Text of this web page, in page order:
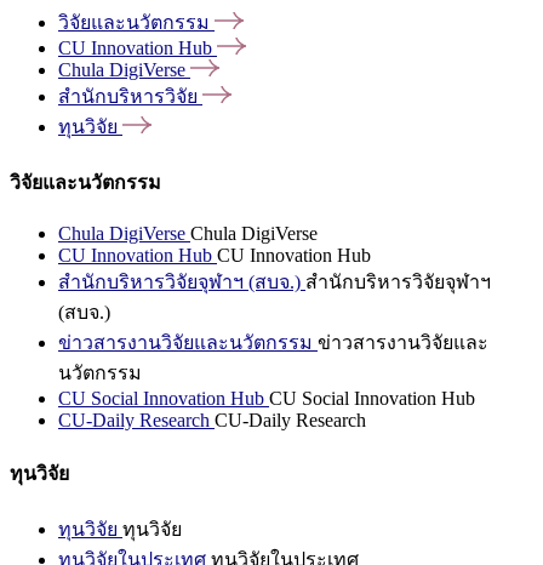
วิจัยและนวัตกรรม
CU Innovation Hub
Chula DigiVerse
สำนักบริหารวิจัย
ทุนวิจัย
วิจัยและนวัตกรรม
Chula DigiVerse Chula DigiVerse
CU Innovation Hub CU Innovation Hub
สำนักบริหารวิจัยจุฬาฯ (สบจ.) สำนักบริหารวิจัยจุฬาฯ
(สบจ.)
ข่าวสารงานวิจัยและนวัตกรรม ข่าวสารงานวิจัยและ
นวัตกรรม
CU Social Innovation Hub CU Social Innovation Hub
CU-Daily Research CU-Daily Research
ทุนวิจัย
ทุนวิจัย ทุนวิจัย
ทุนวิจัยในประเทศ ทุนวิจัยในประเทศ